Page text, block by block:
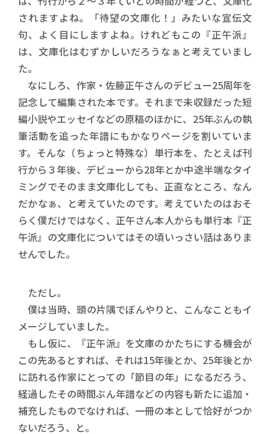
されますよね。「待望の文庫化！」みたいな宣伝文
句、よく目にしますよね。けれどもこの『正午派』
は、文庫化はむずかしいだろうなぁと考えていまし
た。
なにしろ、作家・佐藤正午さんのデビュー25周年を
記念して編集された本です。それまで未収録だった短
編小説やエッセイなどの原稿のほかに、25年ぶんの執
筆活動を追った年譜にもかなりページを割いていま
す。そんな（ちょっと特殊な）単行本を、たとえば刊
行から３年後、デビューから28年とか中途半端なタイ
ミングでそのまま文庫化しても、正直なところ、なん
だかなぁ、と考えていたのです。考えていたのはおそ
らく僕だけではなく、正午さん本人からも単行本『正
午派』の文庫化についてはその頃いっさい話はありま
せんでした。
ただし。
僕は当時、頭の片隅でぼんやりと、こんなこともイ
メージしていました。
もし仮に、『正午派』を文庫のかたちにする機会が
この先あるとすれば、それは15年後とか、25年後とか
に訪れる作家にとっての「節目の年」になるだろう、
経過したその時間ぶん年譜などの内容も新たに追加・
補充したものでなければ、一冊の本として恰好がつか
ないだろう、と。